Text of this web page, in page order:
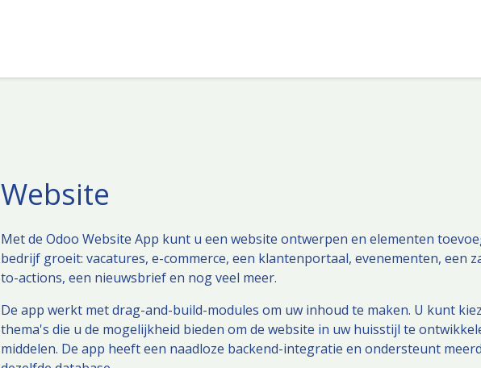
Website
Met de Odoo Website App kunt u een website ontwerpen en elementen
bedrijf groeit: vacatures, e-commerce, een klantenportaal, evenementen, een
to-actions, een nieuwsbrief en nog veel meer.
De app werkt met drag-and-build-modules om uw inhoud te maken. U kunt
thema's die u de mogelijkheid bieden om de website in uw huisstijl te
middelen. De app heeft een naadloze backend-integratie en ondersteunt